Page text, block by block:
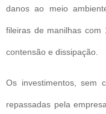
danos ao meio
fileiras de manilhas com
contensão e dissipação.
Os investimentos, sem
repassadas pela